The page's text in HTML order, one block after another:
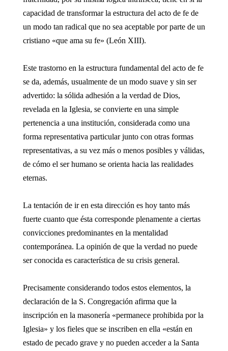
capacidad de transformar la estructura del acto de fe de
un modo tan radical que no sea aceptable por parte de un
cristiano «que ama su fe» (León XIII).
Este trastorno en la estructura fundamental del acto de fe
se da, además, usualmente de un modo suave y sin ser
advertido: la sólida adhesión a la verdad de Dios,
revelada en la Iglesia, se convierte en una simple
pertenencia a una institución, considerada como una
forma representativa particular junto con otras formas
representativas, a su vez más o menos posibles y válidas,
de cómo el ser humano se orienta hacia las realidades
eternas.
La tentación de ir en esta dirección es hoy tanto más
fuerte cuanto que ésta corresponde plenamente a ciertas
convicciones predominantes en la mentalidad
contemporánea. La opinión de que la verdad no puede
ser conocida es característica de su crisis general.
Precisamente considerando todos estos elementos, la
declaración de la S. Congregación afirma que la
inscripción en la masonería «permanece prohibida por la
Iglesia» y los fieles que se inscriben en ella «están en
estado de pecado grave y no pueden acceder a la Santa